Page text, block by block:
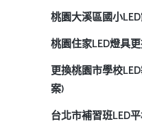
桃園大溪區國小
桃園住家LED燈具
更換桃園市學校
案)
台北市補習班LED